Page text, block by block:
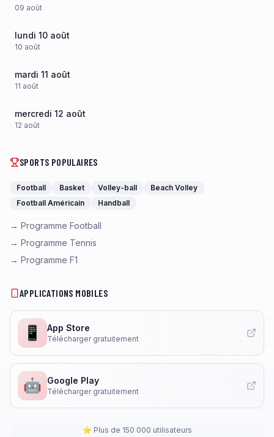
09 août
lundi 10 août
10 août
mardi 11 août
11 août
mercredi 12 août
12 août
SPORTS POPULAIRES
Football Basket Volley-ball
Beach Volley
Football Américain
Handball
→ Programme Football
→ Programme Tennis
→ Programme F1
APPLICATIONS MOBILES
📱 App Store
Télécharger gratuitement
🤖 Google Play
Télécharger gratuitement
⭐ Plus de 150 000 utilisateurs